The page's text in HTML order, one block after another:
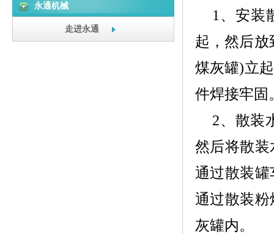
1、 安装
起，然后放
煤灰罐)立
件焊接牢固
2、 散装
然后将散
通过散装
通过散装
灰罐内。
永通机械
走进永通